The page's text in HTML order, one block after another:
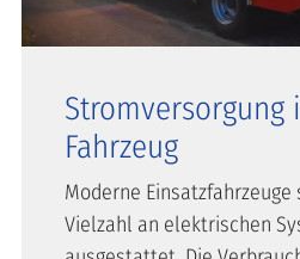
Stromversorgung
Fahrzeug
Moderne
Vielzahl an elektrischen